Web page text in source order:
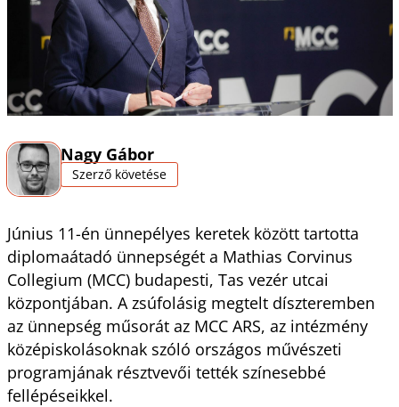
Nagy Gábor
Szerző követése
Június 11-én ünnepélyes keretek között tartotta
diplomaátadó ünnepségét a Mathias Corvinus
Collegium (MCC) budapesti, Tas vezér utcai
központjában. A zsúfolásig megtelt díszteremben
az ünnepség műsorát az MCC ARS, az intézmény
középiskolásoknak szóló országos művészeti
programjának résztvevői tették színesebbé
fellépéseikkel.